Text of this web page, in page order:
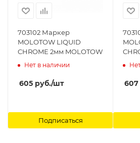
703102 Маркер
MOLOTOW LIQUID
CHROME 2мм MOLOTOW
Нет в наличии
605 руб./шт
Подписаться
607